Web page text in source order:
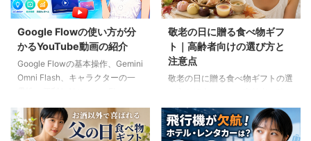
Google Flowの使い方が分
かるYouTube動画の紹介
Google Flowの基本操作、Gemini
Omni Flash、キャラクターの一
研究室の長編動画18本を、目的別
に分かりやすく紹介します。
敬老の日に贈る食べ物ギフ
ト｜高齢者向けの選び方と
注意点
敬老の日に贈る食べ物ギフトの選
力や好み、食事制限、保存方法に
配慮しながら、和菓子、スープ、
ご飯のお供、やわらか食などの候